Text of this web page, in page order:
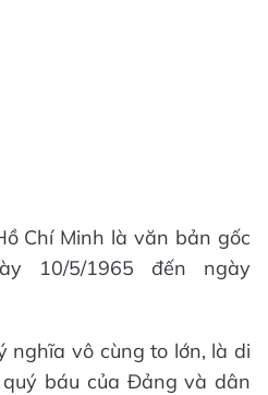
Chí Minh là văn bản gốc
10/5/1965 đến ngày
nghĩa vô cùng to lớn, là di
báu của Đảng và dân